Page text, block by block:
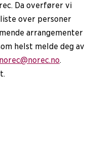
Da overfører vi
over personer
arrangementer
helst melde deg av
norec@norec.no.